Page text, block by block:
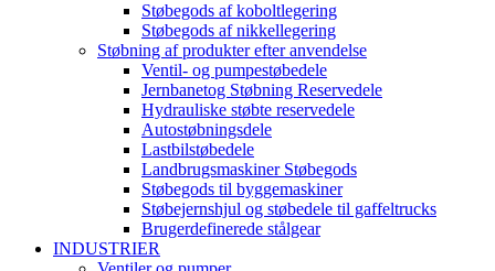
Støbegods af koboltlegering
Støbegods af nikkellegering
Støbning af produkter efter anvendelse
Ventil- og pumpestøbedele
Jernbanetog Støbning Reservedele
Hydrauliske støbte reservedele
Autostøbningsdele
Lastbilstøbedele
Landbrugsmaskiner Støbegods
Støbegods til byggemaskiner
Støbejernshjul og støbedele til gaffeltrucks
Brugerdefinerede stålgear
INDUSTRIER